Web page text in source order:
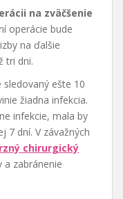
na zväčšenie
operácie bude
na ďalšie
tri dni.
ešte 10
žiadna infekcia.
infekcie, mala by
7 dní. V závažných
chirurgický
zabránenie